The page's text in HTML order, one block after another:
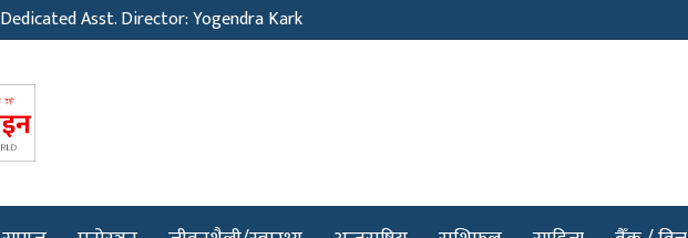
Emerging Film Writer: Sunil Neure